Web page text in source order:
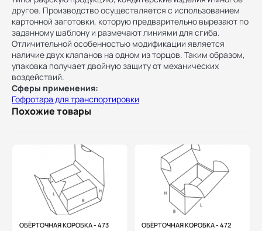
другое. Производство осуществляется с использованием
картонной заготовки, которую предварительно вырезают по
заданному шаблону и размечают линиями для сгиба.
Отличительной особенностью модификации является
наличие двух клапанов на одном из торцов. Таким образом,
упаковка получает двойную защиту от механических
воздействий.
Сферы применения:
Гофротара для транспортировки
Похожие товары
ОБЁРТОЧНАЯ КОРОБКА - 473 ОБЁРТОЧНАЯ КОРОБКА - 472